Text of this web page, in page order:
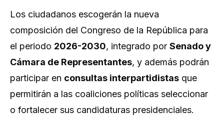
Los ciudadanos escogerán la nueva
composición del Congreso de la República para
el periodo 2026-2030, integrado por Senado y
Cámara de Representantes, y además podrán
participar en consultas interpartidistas que
permitirán a las coaliciones políticas seleccionar
o fortalecer sus candidaturas presidenciales.